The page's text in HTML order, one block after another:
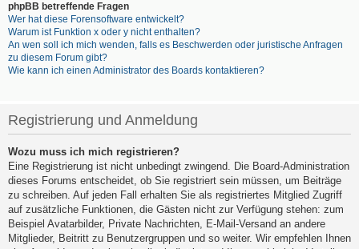
phpBB betreffende Fragen
Wer hat diese Forensoftware entwickelt?
Warum ist Funktion x oder y nicht enthalten?
An wen soll ich mich wenden, falls es Beschwerden oder juristische Anfragen
zu diesem Forum gibt?
Wie kann ich einen Administrator des Boards kontaktieren?
Registrierung und Anmeldung
Wozu muss ich mich registrieren?
Eine Registrierung ist nicht unbedingt zwingend. Die Board-Administration
dieses Forums entscheidet, ob Sie registriert sein müssen, um Beiträge
zu schreiben. Auf jeden Fall erhalten Sie als registriertes Mitglied Zugriff
auf zusätzliche Funktionen, die Gästen nicht zur Verfügung stehen: zum
Beispiel Avatarbilder, Private Nachrichten, E-Mail-Versand an andere
Mitglieder, Beitritt zu Benutzergruppen und so weiter. Wir empfehlen Ihnen